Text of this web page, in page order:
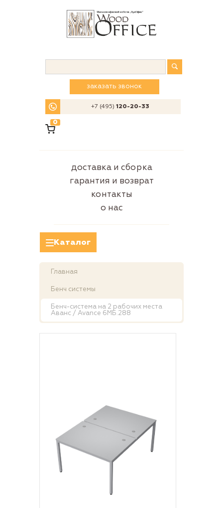
заказать звонок
+7 (495)120-20-33
0
доставка и сборка
гарантия и возврат
контакты
о нас
Каталог
Главная
Бенч системы
Бенч-система на 2 рабочих места
Аванс / Avance 6МБ.288